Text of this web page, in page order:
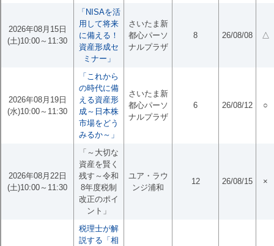
2026年08月15日
(土)10:00～11:30
「NISAを活
用して将来
に備える！
資産形成セ
ミナー」
さいたま新
都心パーソ
ナルプラザ
8 26/08/08 △
2026年08月19日
(水)10:00～11:30
「これから
の時代に備
える資産形
成～日本株
市場をどう
みるか～」
さいたま新
都心パーソ
ナルプラザ
6 26/08/12 ○
2026年08月22日
(土)10:00～11:30
「～大切な
資産を賢く
残す～令和
8年度税制
改正のポイ
ント」
ユア・ラウ
ンジ浦和
12 26/08/15 ×
税理士が解
説する「相